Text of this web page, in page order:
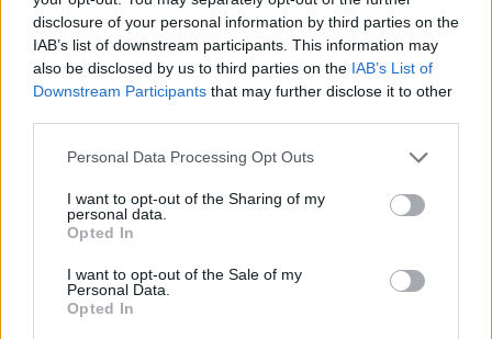
disclosure of your personal information by third parties on the
IAB’s list of downstream participants. This information may
also be disclosed by us to third parties on the IAB’s List of
Downstream Participants that may further disclose it to other
Please note that this website/app uses one or more Google
not limited to your visit or usage behaviour. You may click to
grant or deny consent to Google and its third-party tags to
use your data for below specified purposes in below Google
consent section.
Personal Data Processing Opt Outs
I want to opt-out of the Sharing of my
personal data.
Opted In
I want to opt-out of the Sale of my
Personal Data.
Opted In